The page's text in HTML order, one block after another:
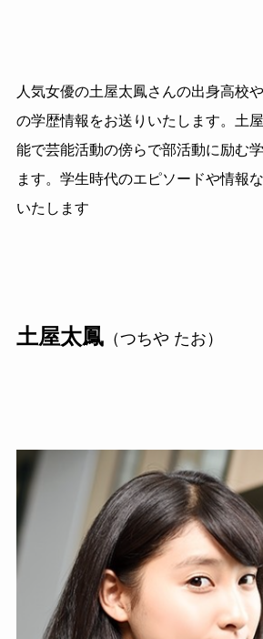
人気女優の土屋太鳳さんの出身高校
の学歴情報をお送りいたします。土
能で芸能活動の傍らで部活動に励む
ます。学生時代のエピソードや情報
いたします
土屋太鳳（つちや たお）